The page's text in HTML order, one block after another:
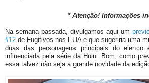
* Atenção! Informações
Na semana passada, divulgamos aqui um
#12 de Fugitivos nos EUA e que sugeriria uma
duas das personagens principais do
influenciada pela série da Hulu. Bom, como
essa talvez não seja a grande novidade da